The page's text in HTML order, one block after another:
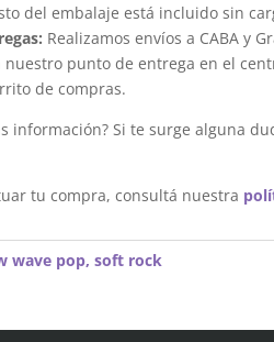
del embalaje está incluido sin
Realizamos envíos a CABA y
nuestro punto de entrega en el
de compras.
información? Si te surge alguna
tu compra, consultá nuestra
wave pop,soft rock